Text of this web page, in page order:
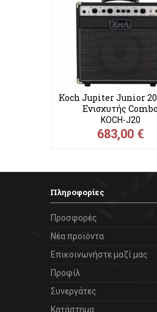
Koch Jupiter Junior
Ενισχυτής Combo
Ηλεκτρικής...
KOCH-J20
683,00 €
Πληροφορίες
Προσφορές
Νέα προϊόντα
Επικοινωνήστε μαζί μας
Προφίλ
Συνεργάτες
Κατάστημα